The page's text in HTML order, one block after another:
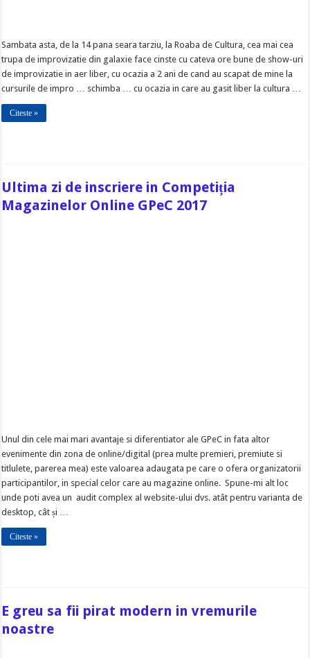
Sambata asta, de la 14 pana seara tarziu, la Roaba de Cultura, cea mai cea
trupa de improvizatie din galaxie face cinste cu cateva ore bune de show-uri
de improvizatie in aer liber, cu ocazia a 2 ani de cand au scapat de mine la
cursurile de impro … schimba … cu ocazia in care au gasit liber la cultura …
Citeste »
Ultima zi de inscriere in Competiția
Magazinelor Online GPeC 2017
Unul din cele mai mari avantaje si diferentiator ale GPeC in fata altor
evenimente din zona de online/digital (prea multe premieri, premiute si
titlulete, parerea mea) este valoarea adaugata pe care o ofera organizatorii
participantilor, in special celor care au magazine online. Spune-mi alt loc
unde poti avea un audit complex al website-ului dvs. atât pentru varianta de
desktop, cât și …
Citeste »
E greu sa fii pirat modern in vremurile
noastre